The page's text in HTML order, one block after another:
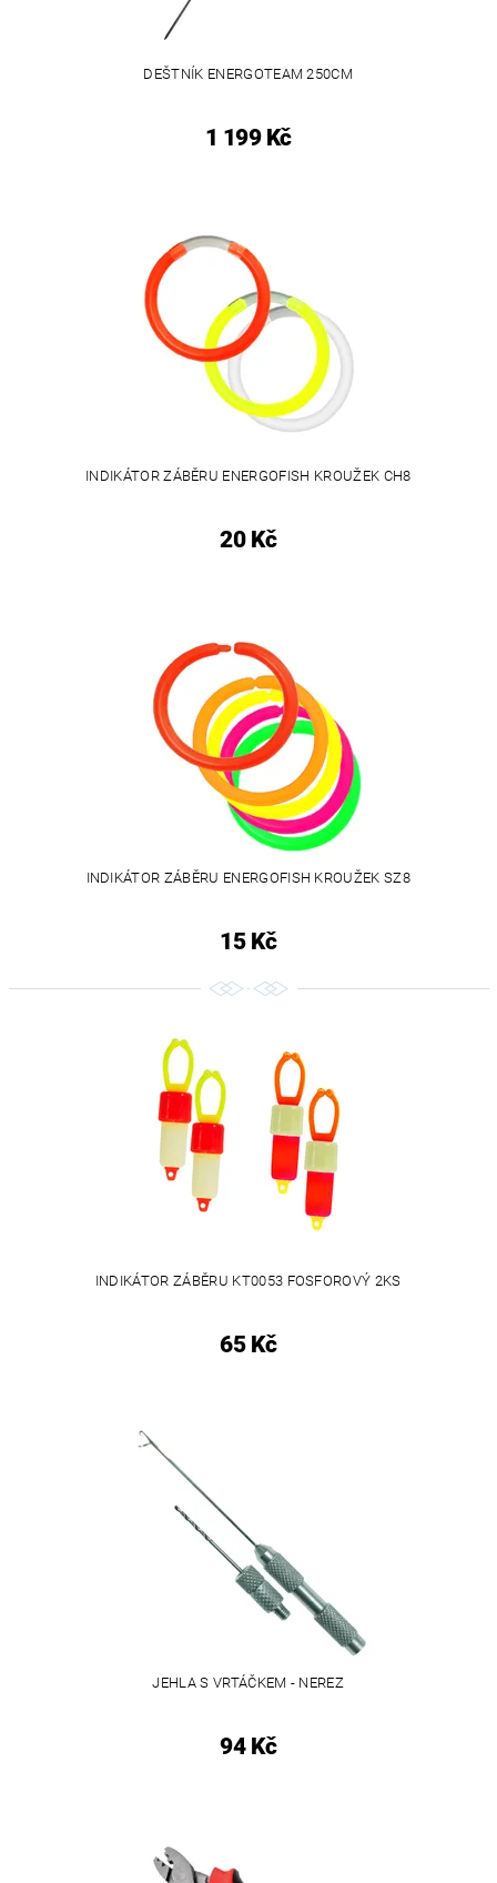
DEŠTNÍK ENERGOTEAM 250CM
1 199 Kč
INDIKÁTOR ZÁBĚRU ENERGOFISH KROUŽEK CH8
20 Kč
INDIKÁTOR ZÁBĚRU ENERGOFISH KROUŽEK SZ8
15 Kč
INDIKÁTOR ZÁBĚRU KT0053 FOSFOROVÝ 2KS
65 Kč
JEHLA S VRTÁČKEM - NEREZ
94 Kč